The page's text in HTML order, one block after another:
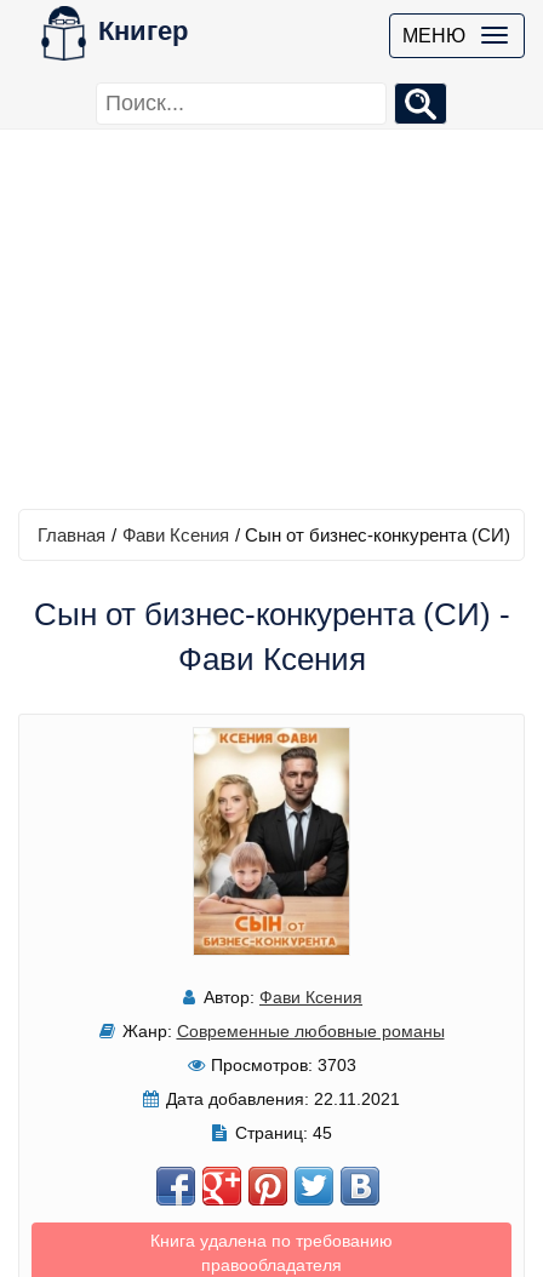
Книгер МЕНЮ
Главная / Фави Ксения / Сын от бизнес-конкурента (СИ)
Сын от бизнес-конкурента (СИ) -
Фави Ксения
Автор: Фави Ксения
Жанр: Современные любовные романы
Просмотров: 3703
Дата добавления: 22.11.2021
Страниц: 45
Книга удалена по требованию
правообладателя